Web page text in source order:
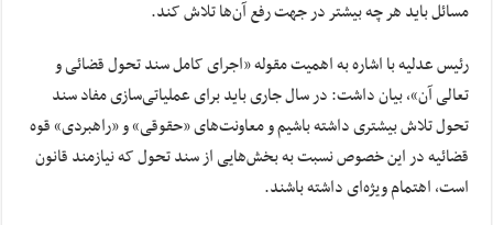
مسائل باید هر چه بیشتر در جهت رفع آن‌ها تلاش کند.
رئیس عدلیه با اشاره به اهمیت مقوله «اجرای کامل سند تحول قضائی و
تعالی آن»، بیان داشت: در سال جاری باید برای عملیاتی‌سازی مفاد سند
تحول تلاش بیشتری داشته باشیم و معاونت‌های «حقوقی» و «راهبردی» قوه
قضائیه در این خصوص نسبت به بخش‌هایی از سند تحول که نیازمند قانون
است، اهتمام ویژه‌ای داشته باشند.